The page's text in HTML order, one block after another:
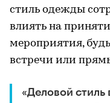
стиль одежды
влиять на
мероприятия,
встречи или
«Деловой